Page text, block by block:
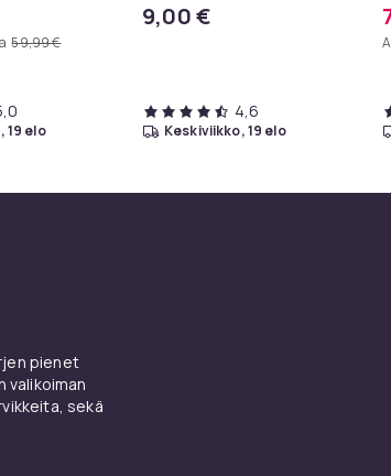
sivupöytä,
59,99 €
19 elo
9,00 €
4,6
keskiviikko, 19 elo
pienet
valikoiman
sekä